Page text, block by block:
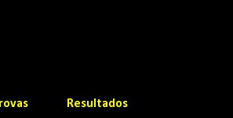
Resultados